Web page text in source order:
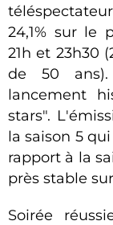
24,1% sur le
21h et 23h30
de 50
lancement
stars".
la saison 5
rapport à la
près stable
Soirée